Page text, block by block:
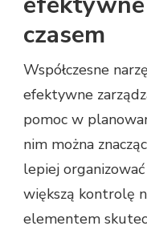
czasem
Współczesne
efektywne
pomoc w
nim można
lepiej
większą kontrolę
elementem